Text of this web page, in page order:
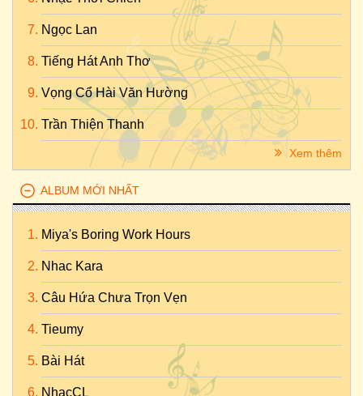
Ngọc Lan
Tiếng Hát Anh Thơ
Vọng Cổ Hài Văn Hường
Trần Thiện Thanh
Xem thêm
ALBUM MỚI NHẤT
Miya's Boring Work Hours
Nhac Kara
Câu Hứa Chưa Trọn Vẹn
Tieumy
Bài Hát
NhạcCL